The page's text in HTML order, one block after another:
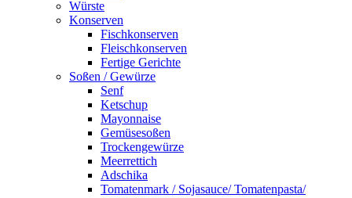
Würste
Konserven
Fischkonserven
Fleischkonserven
Fertige Gerichte
Soßen / Gewürze
Senf
Ketschup
Mayonnaise
Gemüsesoßen
Trockengewürze
Meerrettich
Adschika
Tomatenmark / Sojasauce/ Tomatenpasta/